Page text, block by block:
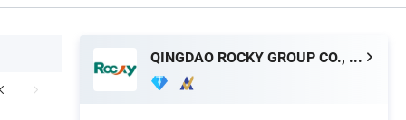
QINGDAO ROCKY GROUP CO., LTD